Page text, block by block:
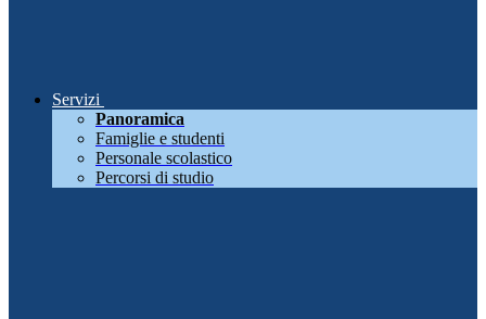
Servizi
Panoramica
Famiglie e studenti
Personale scolastico
Percorsi di studio